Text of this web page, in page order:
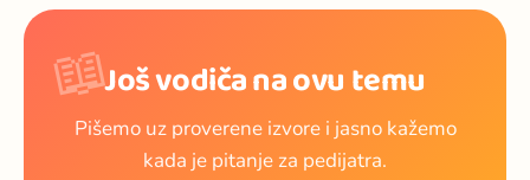
📖Još vodiča na ovu temu
Pišemo uz proverene izvore i jasno kažemo
kada je pitanje za pedijatra.